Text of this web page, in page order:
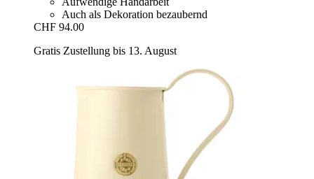
Auch als Dekoration bezaubernd
CHF 94.00
Gratis Zustellung bis 13. August